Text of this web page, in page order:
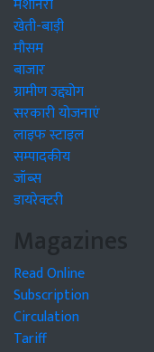
खेती-बाड़ी
मौसम
बाजार
ग्रामीण उद्द्योग
सरकारी योजनाएं
लाइफ स्टाइल
सम्पादकीय
जॉब्स
डायरेक्टरी
Magazines
Read Online
Subscription
Circulation
Tariff